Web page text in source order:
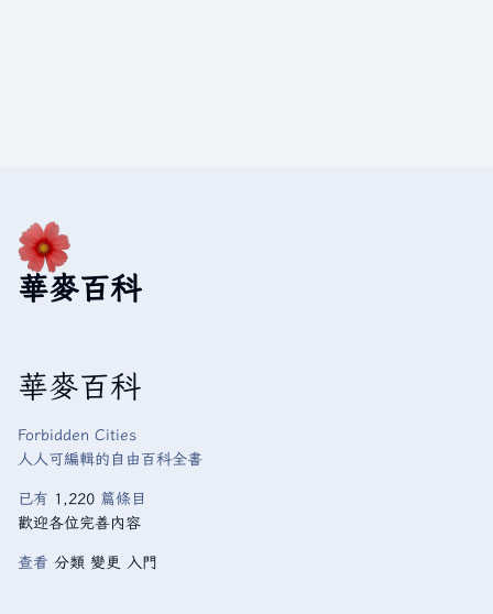
華麥百科
華麥百科
Forbidden Cities
人人可編輯的自由百科全書
已有 1,220 篇條目
歡迎各位完善內容
查看 分類 變更 入門